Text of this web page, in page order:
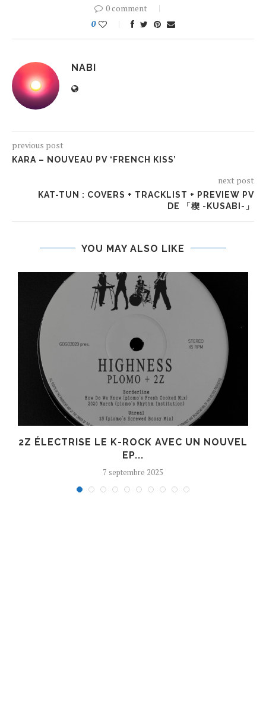
0 comment
0
NABI
previous post
KARA – NOUVEAU PV ‘FRENCH KISS’
next post
KAT-TUN : COVERS + TRACKLIST + PREVIEW PV
DE 「楔 -KUSABI-」
YOU MAY ALSO LIKE
2Z ÉLECTRISE LE K-ROCK AVEC UN NOUVEL
EP...
7 septembre 2025